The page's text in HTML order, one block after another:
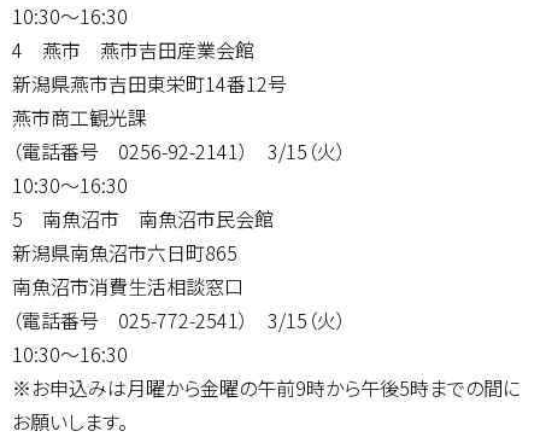
10:30～16:30
4 燕市 燕市吉田産業会館
新潟県燕市吉田東栄町14番12号
燕市商工観光課
（電話番号 0256-92-2141） 3/15（火）
10:30～16:30
5 南魚沼市 南魚沼市民会館
新潟県南魚沼市六日町865
南魚沼市消費生活相談窓口
（電話番号 025-772-2541） 3/15（火）
10:30～16:30
※お申込みは月曜から金曜の午前9時から午後5時までの間に
お願いします。